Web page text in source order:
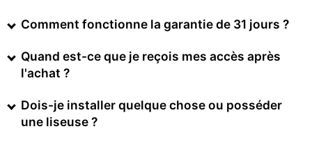
Comment fonctionne la garantie de 31 jours ?
Quand est-ce que je reçois mes accès après
l'achat ?
Dois-je installer quelque chose ou posséder
une liseuse ?